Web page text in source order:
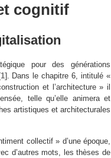
cognitif
pour des générations
. Dans le chapitre 6, intitulé «
et l’architecture » il
telle qu’elle animera et
artistiques et architecturales
collectif » d’une époque,
d’autres mots, les thèses de